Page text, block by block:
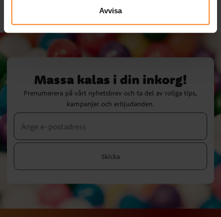
Avvisa
Massa kalas i din inkorg!
Prenumerera på vårt nyhetsbrev och ta del av roliga tips,
kampanjer och erbjudanden.
Skicka